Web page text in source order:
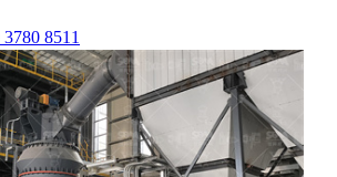
8511